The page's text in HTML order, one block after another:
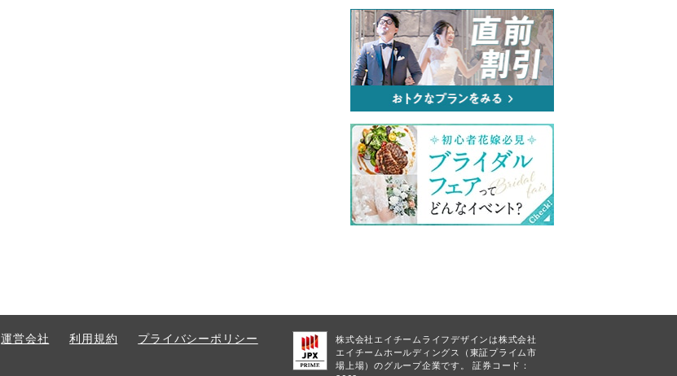
株式会社エイチームライフデザインは株式会社
エイチームホールディングス（東証プライム市
場上場）のグループ企業です。 証券コード：
運営会社 利用規約
プライバシーポリシー